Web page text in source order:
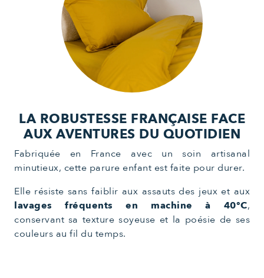
LA ROBUSTESSE FRANÇAISE FACE
AUX AVENTURES DU QUOTIDIEN
Fabriquée en France avec un soin artisanal
minutieux, cette parure enfant est faite pour durer.
Elle résiste sans faiblir aux assauts des jeux et aux
lavages fréquents en machine à 40°C,
conservant sa texture soyeuse et la poésie de ses
couleurs au fil du temps.